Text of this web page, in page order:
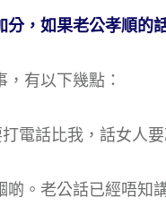
，如果老公孝順的
有以下幾點：
電話比我，話女人要
。老公話已經唔知